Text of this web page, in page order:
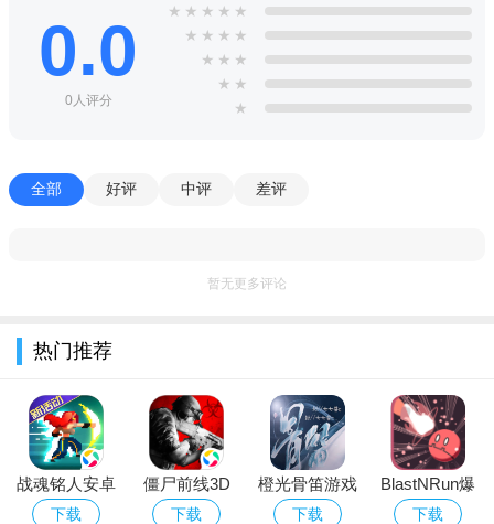
戏安装在纯英文路径下，防止报错。
【使用注意事项】首次运行请以管理员身份启动；若遇黑屏或闪
退，请更新显卡驱动并尝试在兼容性设置中勾选“以Windows 7模
目录下的“Save”文件夹，可手动备份；汉化版已集成全部DLC及
破解补丁，无需额外操作。
0.0
0人评分
★ ★ ★ ★ ★
★ ★ ★ ★
★ ★ ★
★ ★
★
全部 好评 中评 差评
暂无更多评论
热门推荐
战魂铭人安卓
正版手游下载
下载
僵尸前线3D
应用宝版下载
下载
橙光骨笛游戏
官方最新版
下载
BlastNRun爆
破赛跑游戏中
下载